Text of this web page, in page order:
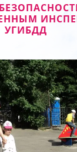
УГИБДД